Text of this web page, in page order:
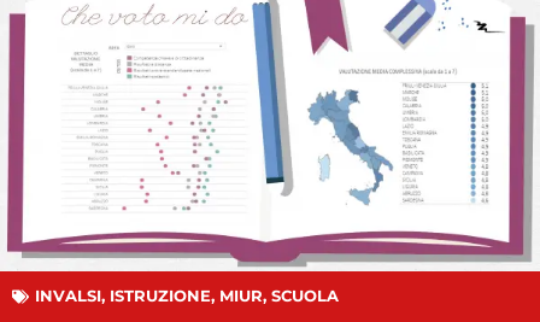
INVALSI, ISTRUZIONE, MIUR, SCUOLA